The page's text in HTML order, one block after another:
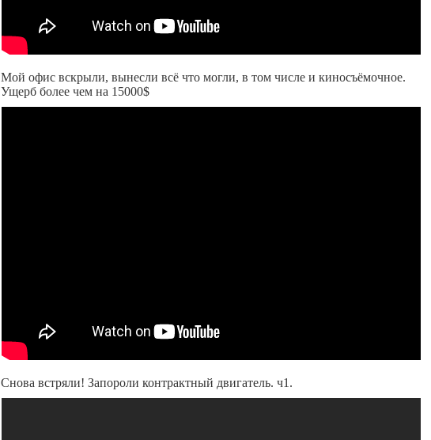
Мой офис вскрыли, вынесли всё что могли, в том числе и киносъёмочное.
Ущерб более чем на 15000$
Снова встряли! Запороли контрактный двигатель. ч1.